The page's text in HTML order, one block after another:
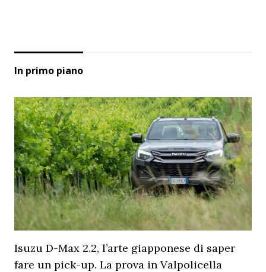
In primo piano
Isuzu D-Max 2.2, l’arte giapponese di saper
fare un pick-up. La prova in Valpolicella